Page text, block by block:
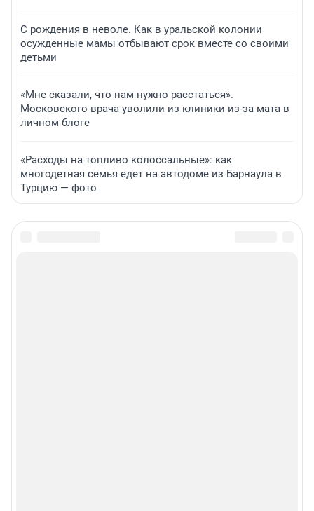
С рождения в неволе. Как в уральской колонии
осужденные мамы отбывают срок вместе со своими
детьми
«Мне сказали, что нам нужно расстаться».
Московского врача уволили из клиники из-за мата в
личном блоге
«Расходы на топливо колоссальные»: как
многодетная семья едет на автодоме из Барнаула в
Турцию — фото